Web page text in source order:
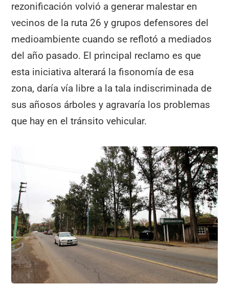
rezonificación volvió a generar malestar en
vecinos de la ruta 26 y grupos defensores del
medioambiente cuando se reflotó a mediados
del año pasado. El principal reclamo es que
esta iniciativa alterará la fisonomía de esa
zona, daría vía libre a la tala indiscriminada de
sus añosos árboles y agravaría los problemas
que hay en el tránsito vehicular.